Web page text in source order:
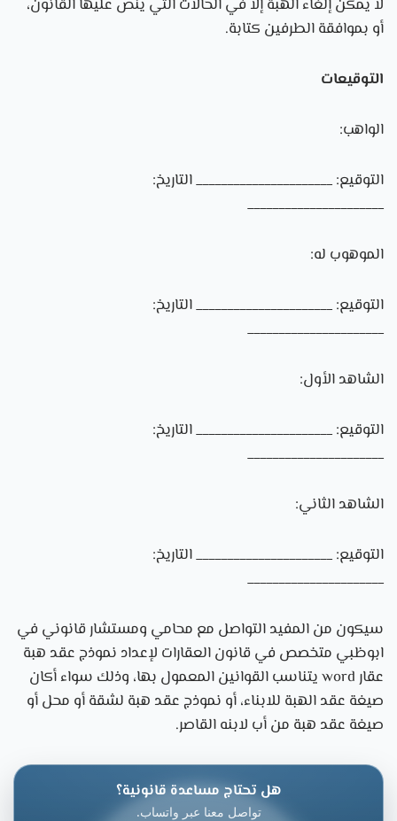
لا يمكن إلغاء الهبة إلا في الحالات التي ينص عليها القانون،
أو بموافقة الطرفين كتابة.
التوقيعات
الواهب:
التوقيع: ______________________ التاريخ:
______________________
الموهوب له:
التوقيع: ______________________ التاريخ:
______________________
الشاهد الأول:
التوقيع: ______________________ التاريخ:
______________________
الشاهد الثاني:
التوقيع: ______________________ التاريخ:
______________________
سيكون من المفيد التواصل مع محامي ومستشار قانوني في
ابوظبي متخصص في قانون العقارات لإعداد نموذج عقد هبة
عقار word يتناسب القوانين المعمول بها، وذلك سواء أكان
صيغة عقد الهبة للابناء، أو نموذج عقد هبة لشقة أو محل أو
صيغة عقد هبة من أب لابنه القاصر.
هل تحتاج مساعدة قانونية؟
تواصل معنا عبر واتساب.